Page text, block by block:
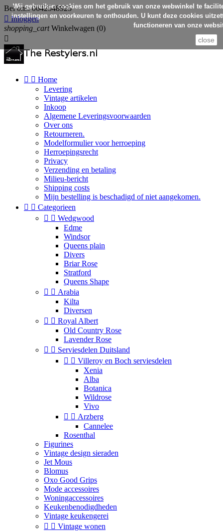
Bel ons:0642548925
 Inloggen
shopping_cart Winkelwagen (0)

  Home
Levering
Vintage artikelen
Inkoop
Algemene Leveringsvoorwaarden
Over ons
Retourneren.
Modelformulier voor herroeping
Herroepingsrecht
Privacy
Verzending en betaling
Milieu-bericht
Shipping costs
Mijn bestelling is beschadigd of niet aangekomen.
  Categorieen
  Wedgwood
Edme
Windsor
Queens plain
Divers
Briar Rose
Stratford
Queens Shape
  Arabia
Kilta
Diversen
  Royal Albert
Old Country Rose
Lavender Rose
  Serviesdelen Duitsland
  Villeroy en Boch serviesdelen
Xenia
Alba
Botanica
Wildrose
Vivo
  Arzberg
Cannelee
Rosenthal
Figurines
Vintage design sieraden
Jet Mous
Blomus
Oxo Good Grips
Mode accessoires
Woningaccessoires
Keukenbenodigdheden
Vintage keukengerei
  Vintage wonen
Wij gebruiken cookies om het gebruik van onze webwinkel te
instellingen en voorkeuren te onthouden. U kunt deze cookies
functioneren van onze
close